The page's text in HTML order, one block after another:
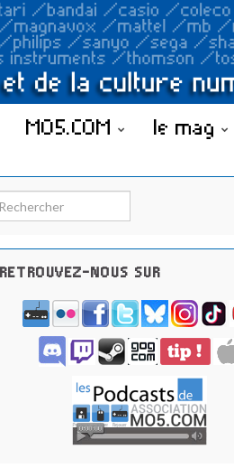
MO5.COM le mag
for:
NOUS SUR